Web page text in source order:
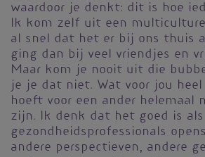
waardoor je denkt: dit is hoe
Ik kom zelf uit een
al snel dat het er bij ons thuis
ging dan bij veel vriendjes en
Maar kom je nooit uit die
je je dat niet. Wat voor jou heel
hoeft voor een ander helemaal
zijn. Ik denk dat het goed is als
gezondheidsprofessionals
andere perspectieven, andere